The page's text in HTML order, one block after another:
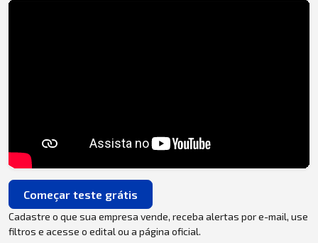
Começar teste grátis
Cadastre o que sua empresa vende, receba alertas por e-mail, use
filtros e acesse o edital ou a página oficial.